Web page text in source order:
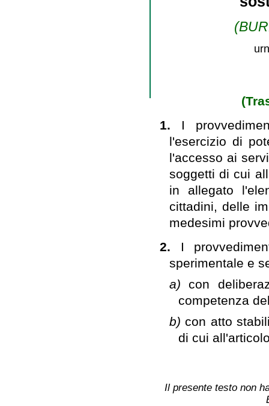
1. I
l'esercizio di
l'accesso ai
soggetti di cui
in allegato
cittadini, delle
medesimi
2.
I
sperimentale e
a)con
competenza
b)con atto
di cui
Il presente testo non